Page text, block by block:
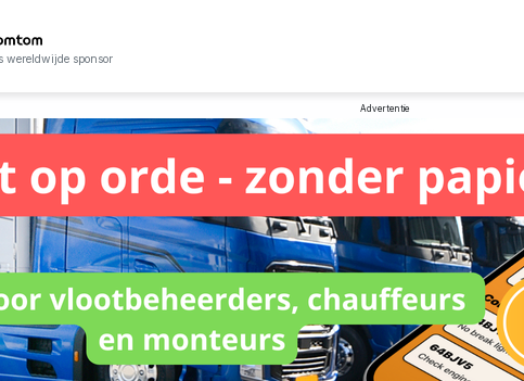
wereldwijde sponsor
Advertentie